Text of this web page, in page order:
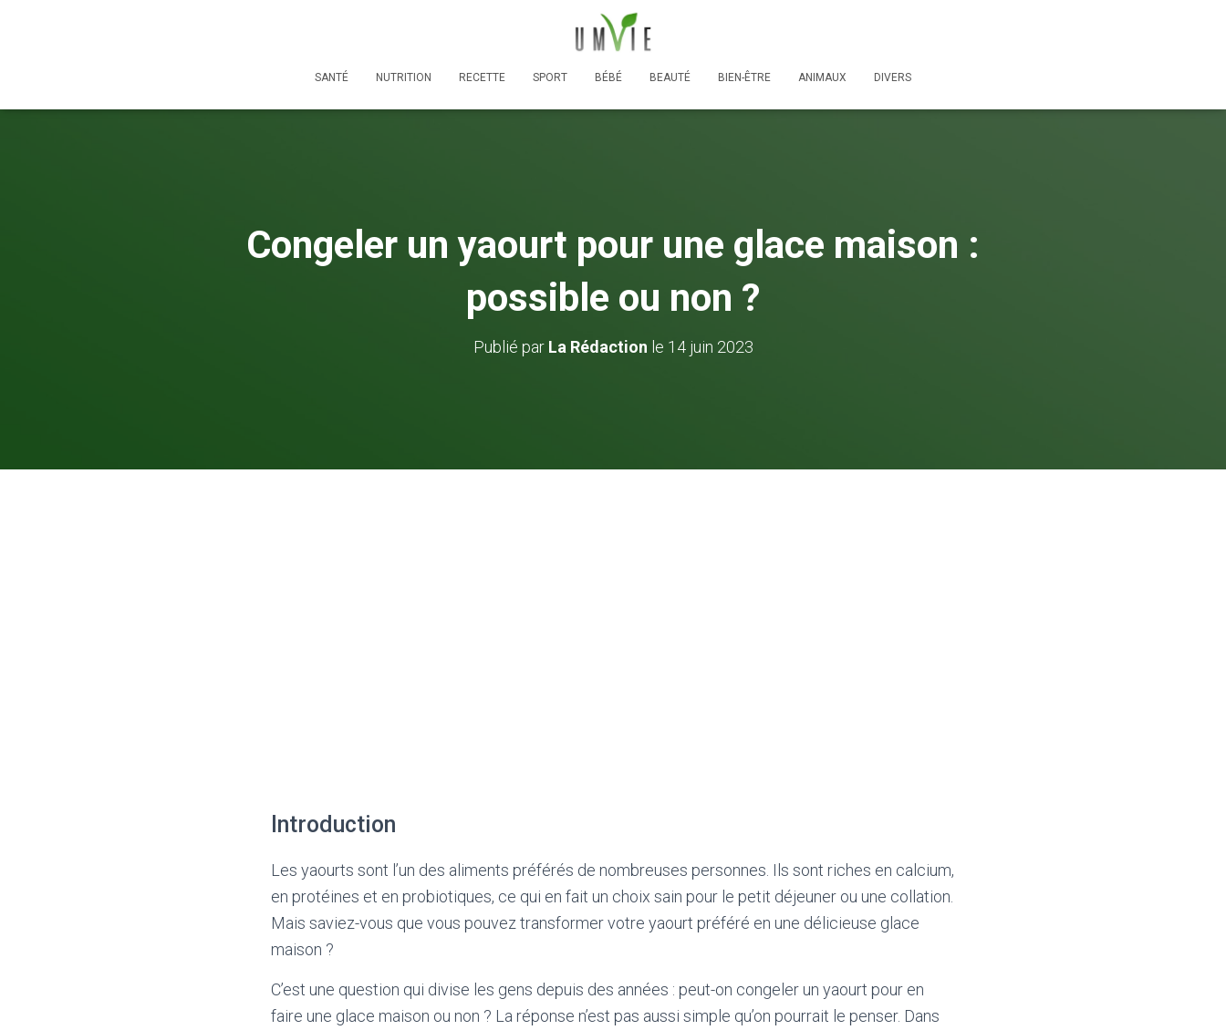
SANTÉ NUTRITION RECETTE SPORT BÉBÉ BEAUTÉ BIEN-ÊTRE ANIMAUX DIVERS
Congeler un yaourt pour une glace maison :
possible ou non ?
Publié par La Rédaction le 14 juin 2023
Introduction
Les yaourts sont l’un des aliments préférés de nombreuses personnes. Ils sont riches en calcium,
en protéines et en probiotiques, ce qui en fait un choix sain pour le petit déjeuner ou une collation.
Mais saviez-vous que vous pouvez transformer votre yaourt préféré en une délicieuse glace
maison ?
C’est une question qui divise les gens depuis des années : peut-on congeler un yaourt pour en
faire une glace maison ou non ? La réponse n’est pas aussi simple qu’on pourrait le penser. Dans